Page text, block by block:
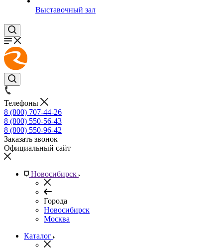
Выставочный зал
Телефоны
8 (800) 707-44-26
8 (800) 550-56-43
8 (800) 550-96-42
Заказать звонок
Официальный сайт
Новосибирск
Города
Новосибирск
Москва
Каталог